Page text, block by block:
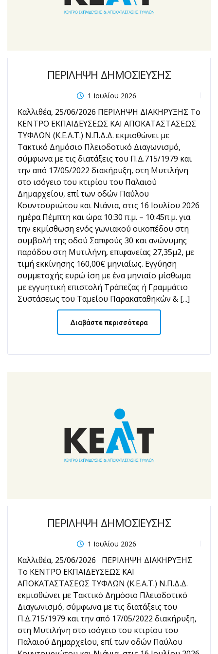
ΠΕΡΙΛΗΨΗ ΔΗΜΟΣΙΕΥΣΗΣ
1 Ιουλίου 2026
Καλλιθέα, 25/06/2026 ΠΕΡΙΛΗΨΗ ΔΙΑΚΗΡΥΞΗΣ Το
ΚΕΝΤΡΟ ΕΚΠΑΙΔΕΥΣΕΩΣ ΚΑΙ ΑΠΟΚΑΤΑΣΤΑΣΕΩΣ
ΤΥΦΛΩΝ (Κ.Ε.Α.Τ.) Ν.Π.Δ.Δ. εκμισθώνει με
Τακτικό Δημόσιο Πλειοδοτικό Διαγωνισμό,
σύμφωνα με τις διατάξεις του Π.Δ.715/1979 και
την από 17/05/2022 διακήρυξη, στη Μυτιλήνη
στο ισόγειο του κτιρίου του Παλαιού
Δημαρχείου, επί των οδών Παύλου
Κουντουριώτου και Νιάνια, στις 16 Ιουλίου 2026
ημέρα Πέμπτη και ώρα 10:30 π.μ. – 10:45π.μ. για
την εκμίσθωση ενός γωνιακού οικοπέδου στη
συμβολή της οδού Σαπφούς 30 και ανώνυμης
παρόδου στη Μυτιλήνη, επιφανείας 27,35μ2, με
τιμή εκκίνησης 160,00€ μηνιαίως. Εγγύηση
συμμετοχής ευρώ ίση με ένα μηνιαίο μίσθωμα
με εγγυητική επιστολή Τράπεζας ή Γραμμάτιο
Συστάσεως του Ταμείου Παρακαταθηκών & [...]
Διαβάστε περισσότερα
ΠΕΡΙΛΗΨΗ ΔΗΜΟΣΙΕΥΣΗΣ
1 Ιουλίου 2026
Καλλιθέα, 25/06/2026 ΠΕΡΙΛΗΨΗ ΔΙΑΚΗΡΥΞΗΣ
Το ΚΕΝΤΡΟ ΕΚΠΑΙΔΕΥΣΕΩΣ ΚΑΙ
ΑΠΟΚΑΤΑΣΤΑΣΕΩΣ ΤΥΦΛΩΝ (Κ.Ε.Α.Τ.) Ν.Π.Δ.Δ.
εκμισθώνει με Τακτικό Δημόσιο Πλειοδοτικό
Διαγωνισμό, σύμφωνα με τις διατάξεις του
Π.Δ.715/1979 και την από 17/05/2022 διακήρυξη,
στη Μυτιλήνη στο ισόγειο του κτιρίου του
Παλαιού Δημαρχείου, επί των οδών Παύλου